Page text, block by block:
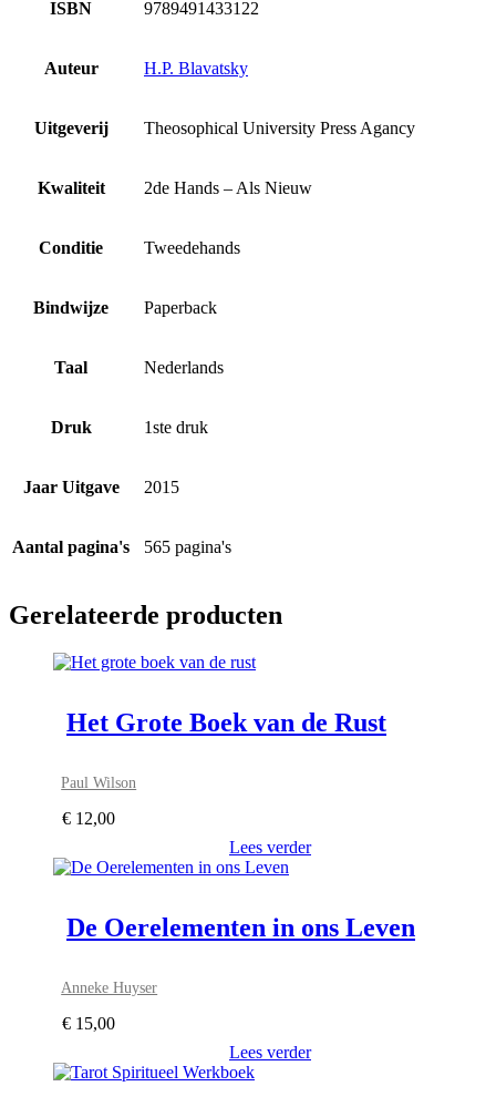
ISBN 9789491433122
Auteur H.P. Blavatsky
Uitgeverij Theosophical University Press Agancy
Kwaliteit 2de Hands – Als Nieuw
Conditie Tweedehands
Bindwijze Paperback
Taal Nederlands
Druk 1ste druk
Jaar Uitgave 2015
Aantal pagina's 565 pagina's
Gerelateerde producten
Het Grote Boek van de Rust
Paul Wilson
€ 12,00
Lees verder
De Oerelementen in ons Leven
Anneke Huyser
€ 15,00
Lees verder